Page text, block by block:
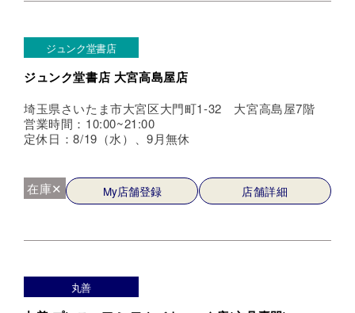
ジュンク堂書店
ジュンク堂書店 大宮高島屋店
埼玉県さいたま市大宮区大門町1-32 大宮高島屋7階
営業時間：10:00~21:00
定休日：8/19（水）、9月無休
在庫✕ My店舗登録 店舗詳細
丸善